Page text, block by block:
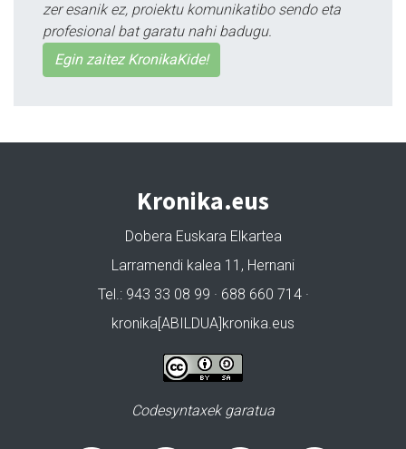
zer esanik ez, proiektu komunikatibo sendo eta
profesional bat garatu nahi badugu.
Egin zaitez KronikaKide!
Kronika.eus
Dobera Euskara Elkartea
Larramendi kalea 11, Hernani
Tel.: 943 33 08 99 · 688 660 714 ·
kronika[ABILDUA]kronika.eus
Codesyntaxek garatua